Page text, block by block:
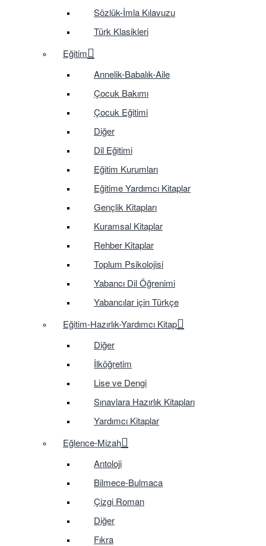
Sözlük-İmla Kılavuzu
Türk Klasikleri
Eğitim
Annelik-Babalık-Aile
Çocuk Bakımı
Çocuk Eğitimi
Diğer
Dil Eğitimi
Eğitim Kurumları
Eğitime Yardımcı Kitaplar
Gençlik Kitapları
Kuramsal Kitaplar
Rehber Kitaplar
Toplum Psikolojisi
Yabancı Dil Öğrenimi
Yabancılar için Türkçe
Eğitim-Hazırlık-Yardımcı Kitap
Diğer
İlköğretim
Lise ve Dengi
Sınavlara Hazırlık Kitapları
Yardımcı Kitaplar
Eğlence-Mizah
Antoloji
Bilmece-Bulmaca
Çizgi Roman
Diğer
Fıkra